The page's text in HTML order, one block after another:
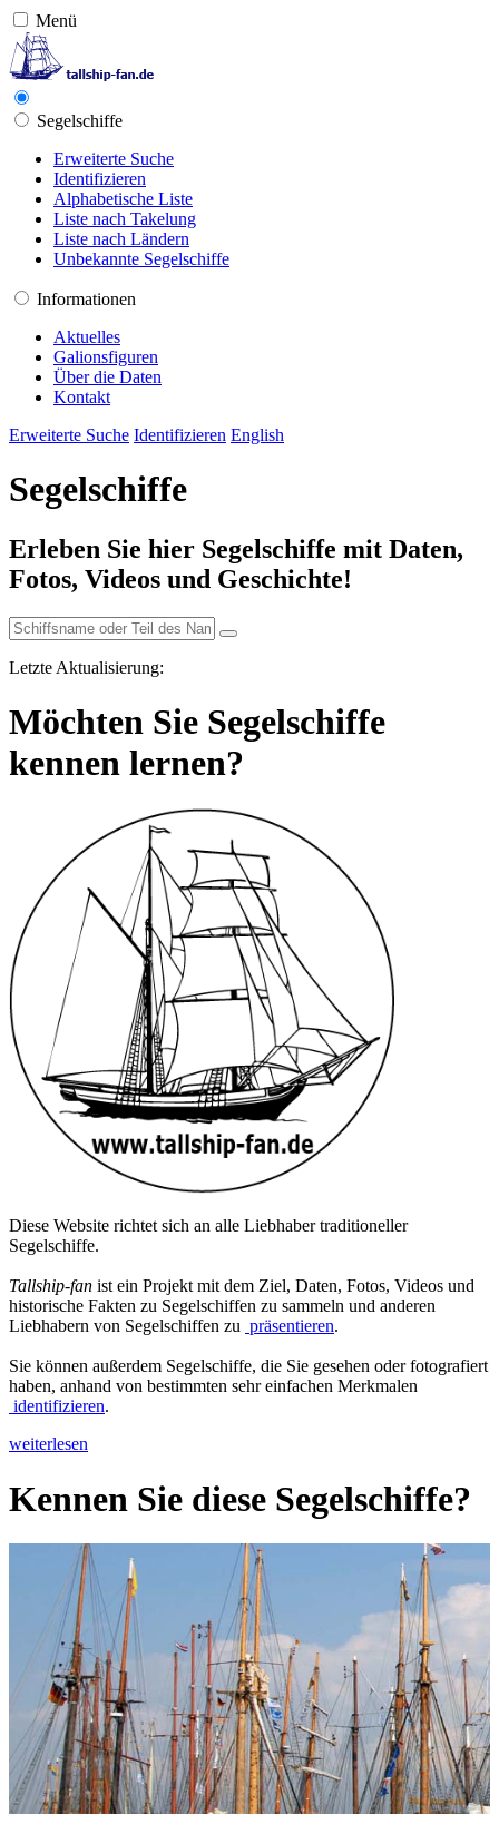
Menü
Segelschiffe
Erweiterte Suche
Identifizieren
Alphabetische Liste
Liste nach Takelung
Liste nach Ländern
Unbekannte Segelschiffe
Informationen
Aktuelles
Galionsfiguren
Über die Daten
Kontakt
Erweiterte Suche Identifizieren English
Segelschiffe
Erleben Sie hier Segelschiffe mit Daten,
Fotos, Videos und Geschichte!
Letzte Aktualisierung:
Möchten Sie Segelschiffe
kennen lernen?
Diese Website richtet sich an alle Liebhaber traditioneller
Segelschiffe.
Tallship-fan ist ein Projekt mit dem Ziel, Daten, Fotos, Videos und
historische Fakten zu Segelschiffen zu sammeln und anderen
Liebhabern von Segelschiffen zu präsentieren.
Sie können außerdem Segelschiffe, die Sie gesehen oder fotografiert
haben, anhand von bestimmten sehr einfachen Merkmalen
identifizieren.
weiterlesen
Kennen Sie diese Segelschiffe?